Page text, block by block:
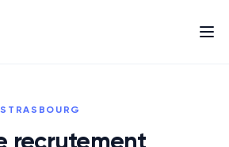
STRASBOURG